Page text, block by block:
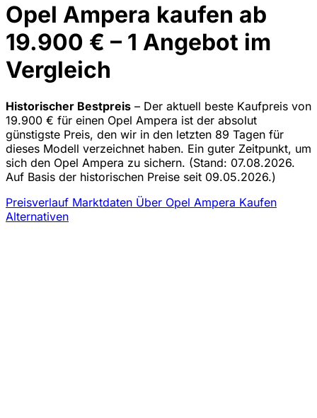
Opel Ampera kaufen ab
19.900 € – 1 Angebot im
Vergleich
Historischer Bestpreis – Der aktuell beste Kaufpreis von
19.900 € für einen Opel Ampera ist der absolut
günstigste Preis, den wir in den letzten 89 Tagen für
dieses Modell verzeichnet haben. Ein guter Zeitpunkt, um
sich den Opel Ampera zu sichern. (Stand: 07.08.2026.
Auf Basis der historischen Preise seit 09.05.2026.)
Preisverlauf Marktdaten Über Opel Ampera Kaufen
Alternativen